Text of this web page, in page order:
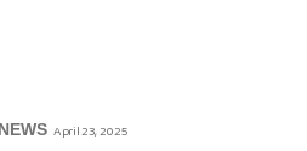
April 23, 2025